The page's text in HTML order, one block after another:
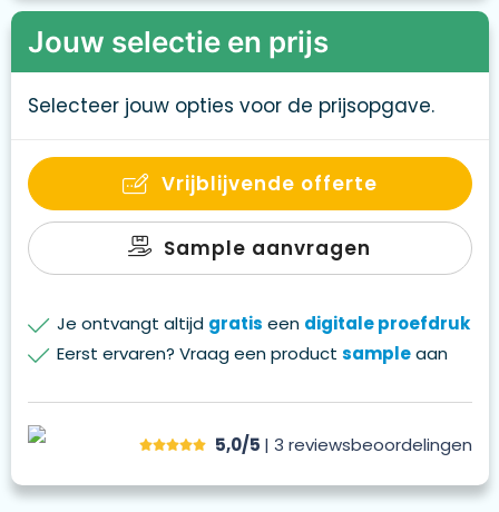
Jouw selectie en prijs
Selecteer jouw opties voor de prijsopgave.
Vrijblijvende offerte
Sample aanvragen
Je ontvangt altijd gratis een digitale proefdruk
Eerst ervaren? Vraag een product sampleaan
5,0/5 | 3 reviewsbeoordelingen